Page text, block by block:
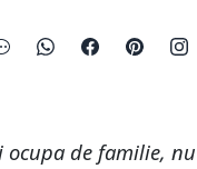
ocupa de familie,